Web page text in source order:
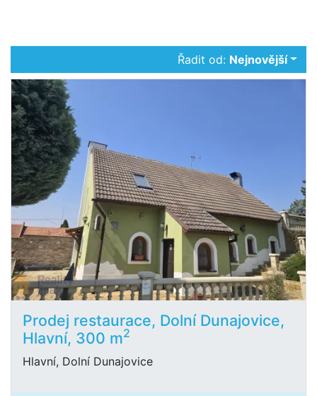
Řadit od: Nejnovější
Prodej restaurace, Dolní Dunajovice,
Hlavní, 300 m2
Hlavní, Dolní Dunajovice